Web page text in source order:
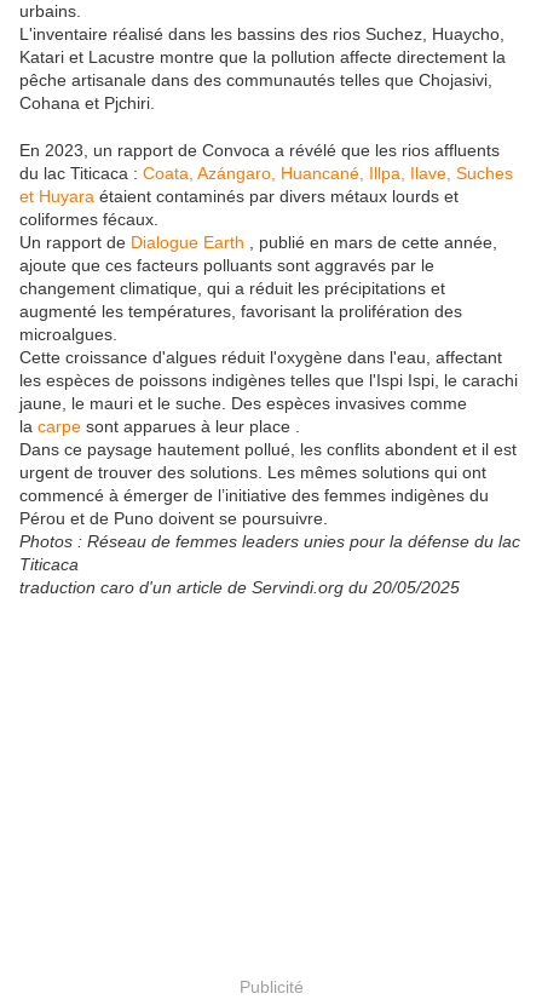
urbains.
L'inventaire réalisé dans les bassins des rios Suchez, Huaycho,
Katari et Lacustre montre que la pollution affecte directement la
pêche artisanale dans des communautés telles que Chojasivi,
Cohana et Pjchiri.
En 2023, un rapport de Convoca a révélé que les rios affluents
du lac Titicaca : Coata, Azángaro, Huancané, Illpa, Ilave, Suches
et Huyara étaient contaminés par divers métaux lourds et
coliformes fécaux.
Un rapport de Dialogue Earth , publié en mars de cette année,
ajoute que ces facteurs polluants sont aggravés par le
changement climatique, qui a réduit les précipitations et
augmenté les températures, favorisant la prolifération des
microalgues.
Cette croissance d'algues réduit l'oxygène dans l'eau, affectant
les espèces de poissons indigènes telles que l'Ispi Ispi, le carachi
jaune, le mauri et le suche. Des espèces invasives comme
la carpe sont apparues à leur place .
Dans ce paysage hautement pollué, les conflits abondent et il est
urgent de trouver des solutions. Les mêmes solutions qui ont
commencé à émerger de l’initiative des femmes indigènes du
Pérou et de Puno doivent se poursuivre.
Photos : Réseau de femmes leaders unies pour la défense du lac
Titicaca
traduction caro d'un article de Servindi.org du 20/05/2025
Publicité